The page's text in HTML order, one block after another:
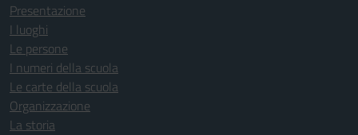
Presentazione
I luoghi
Le persone
I numeri della scuola
Le carte della scuola
Organizzazione
La storia